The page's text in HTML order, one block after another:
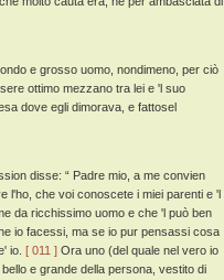
e grosso uomo, nondimeno, per ciò
ottimo mezzano tra lei e 'l suo
dove egli dimorava, e fattosel
disse: “ Padre mio, a me convien
l'ho, che voi conoscete i miei parenti e 'l
da ricchissimo uomo e che 'l può ben
io facessi, ma se io pur pensassi cosa
io. [ 011 ] Ora uno (del quale nel vero io
e grande della persona, vestito di